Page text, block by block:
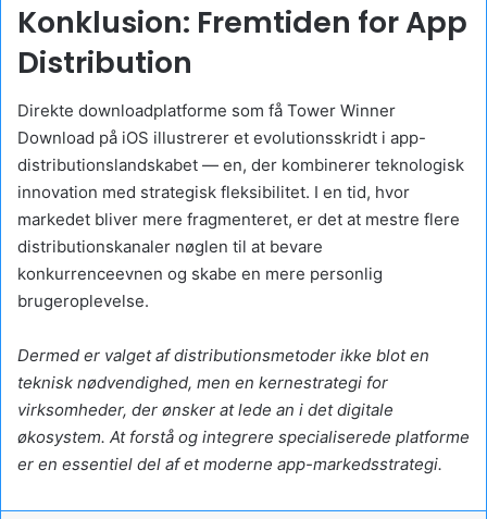
Konklusion: Fremtiden for App
Distribution
Direkte downloadplatforme som få Tower Winner
Download på iOS illustrerer et evolutionsskridt i app-
distributionslandskabet — en, der kombinerer teknologisk
innovation med strategisk fleksibilitet. I en tid, hvor
markedet bliver mere fragmenteret, er det at mestre flere
distributionskanaler nøglen til at bevare
konkurrenceevnen og skabe en mere personlig
brugeroplevelse.
Dermed er valget af distributionsmetoder ikke blot en
teknisk nødvendighed, men en kernestrategi for
virksomheder, der ønsker at lede an i det digitale
økosystem. At forstå og integrere specialiserede platforme
er en essentiel del af et moderne app-markedsstrategi.